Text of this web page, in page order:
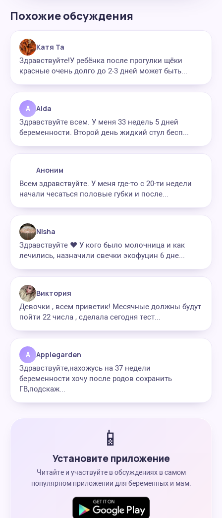
Похожие обсуждения
Катя Та
Здравствуйте!У ребёнка после прогулки щёки
красные очень долго до 2-3 дней может быть...
A Aida
Здравствуйте всем. У меня 33 недель 5 дней
беременности. Второй день жидкий стул бесп...
Аноним
Всем здравствуйте. У меня где-то с 20-ти недели
начали чесаться половые губки и после...
Nisha
Здравствуйте ❤️ У кого было молочница и как
лечились, назначили свечки экофуцин 6 дне...
Виктория
Девочки , всем приветик! Месячные должны будут
пойти 22 числа , сделала сегодня тест...
A Applegarden
Здравствуйте,нахожусь на 37 недели
беременности хочу после родов сохранить
ГВ,подскаж...
📱
Установите приложение
Читайте и участвуйте в обсуждениях в самом
популярном приложении для беременных и мам.